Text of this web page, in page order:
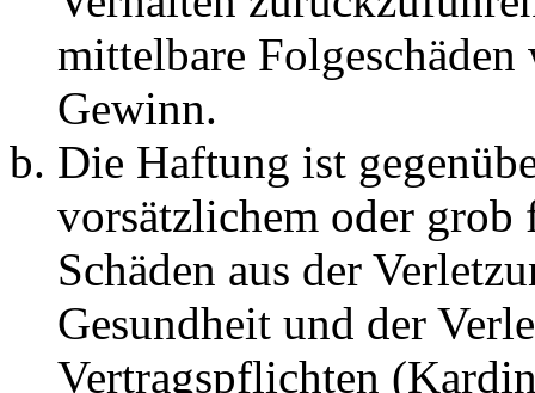
mittelbare Folgeschäden
Gewinn.
Die Haftung ist
vorsätzlichem oder grob
Schäden aus der
Gesundheit und der
Vertragspflichten